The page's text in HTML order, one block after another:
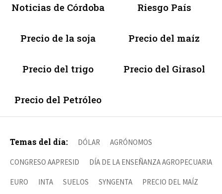
Noticias de Córdoba Riesgo País
Precio de la soja Precio del maíz
Precio del trigo Precio del Girasol
Precio del Petróleo
Temas del día: DÓLAR AGRÓNOMOS
CONGRESO AAPRESID DÍA DE LA ENSEÑANZA AGROPECUARIA
EURO INTA SUELOS SYNGENTA PRECIO DEL MAÍZ